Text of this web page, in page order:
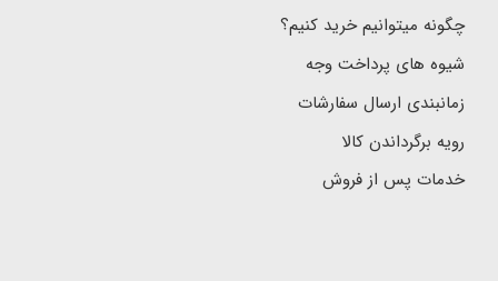
چگونه میتوانیم خرید کنیم؟
شیوه های پرداخت وجه
زمانبندی ارسال سفارشات
رویه برگرداندن کالا
خدمات پس از فروش